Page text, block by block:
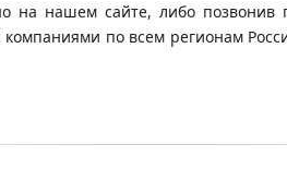
на нашем сайте, либо
по всем регионам